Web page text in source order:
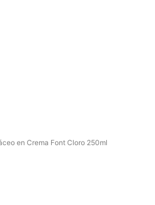
en Crema Font Cloro 250ml